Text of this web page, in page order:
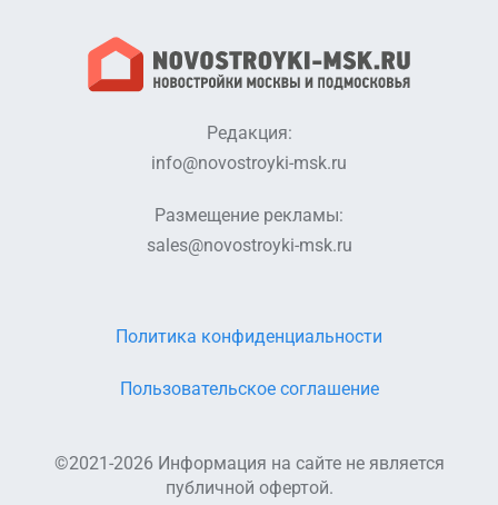
Редакция:
info@novostroyki-msk.ru
Размещение рекламы:
sales@novostroyki-msk.ru
©2021-2026 Информация на сайте не является
публичной офертой.
Пользовательское соглашение
Политика конфиденциальности